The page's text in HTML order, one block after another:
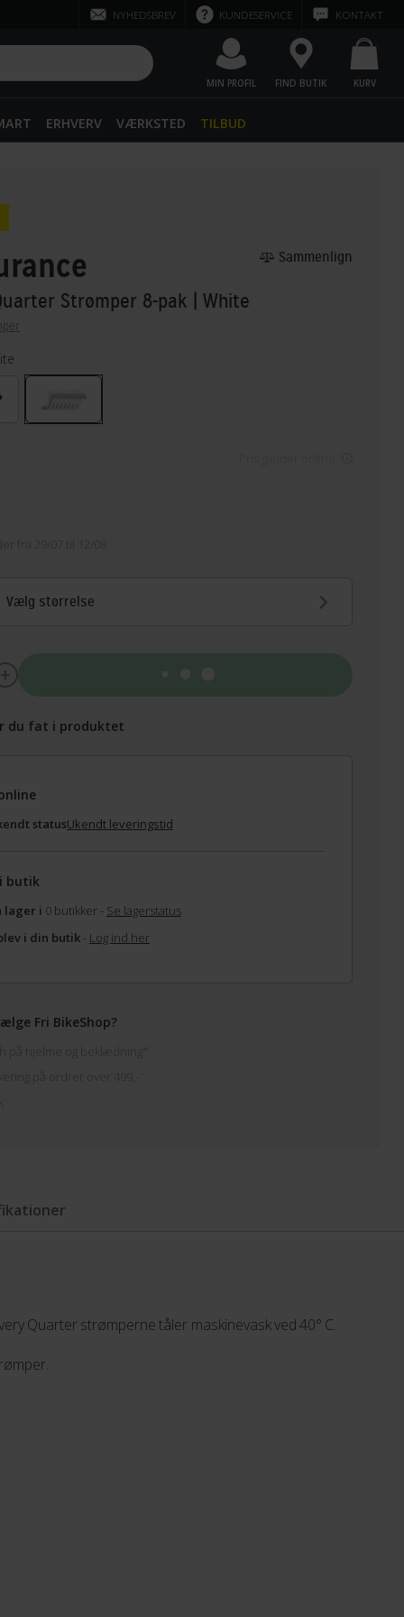
NYHEDSBREV KUNDESERVICE KONTAKT
MIN PROFIL FIND BUTIK KURV
ERHVERV VÆRKSTED TILBUD
Strømper 8-pak | White
Sammenlign
Vælg størrelse
du fat i produktet
statusUkendt leveringstid
butik
lager i 0 butikker - Se lagerstatus
i din butik - Log ind her
Fri BikeShop?
på hjelme og beklædning*
Quarter strømperne tåler maskinevask ved 40° C.